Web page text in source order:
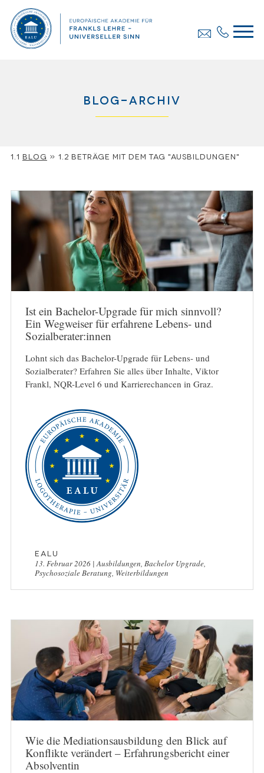
Blog-Archiv
Blog » Beträge mit dem Tag "Ausbildungen"
Ist ein Bachelor-Upgrade für mich sinnvoll?
Ein Wegweiser für erfahrene Lebens- und
Sozialberater:innen
Lohnt sich das Bachelor-Upgrade für Lebens- und
Sozialberater? Erfahren Sie alles über Inhalte, Viktor
Frankl, NQR-Level 6 und Karrierechancen in Graz.
EALU
13. Februar 2026|Ausbildungen, Bachelor Upgrade,
Psychosoziale Beratung, Weiterbildungen
Wie die Mediationsausbildung den Blick auf
Konflikte verändert – Erfahrungsbericht einer
Absolventin